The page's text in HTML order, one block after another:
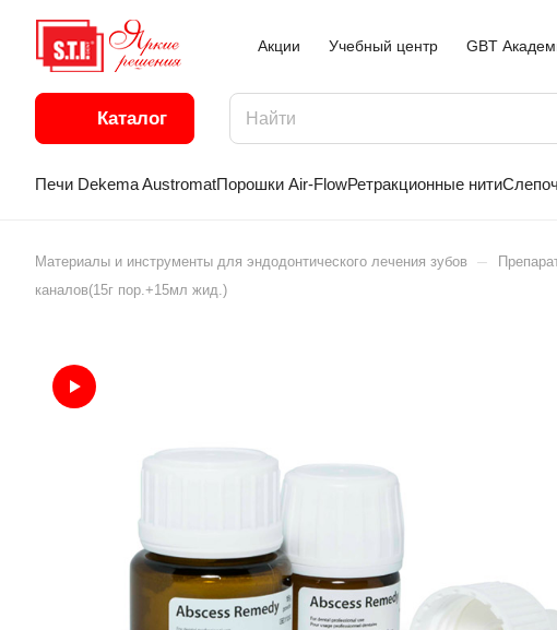
Акции Учебный центр GBT
Каталог
Печи Dekema AustromatПорошки Air-FlowРетракционные нити
Материалы и инструменты для эндодонтического лечения зубов –
каналов(15г пор.+15мл жид.)